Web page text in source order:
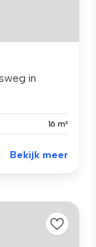
in
16 m²
Bekijk meer